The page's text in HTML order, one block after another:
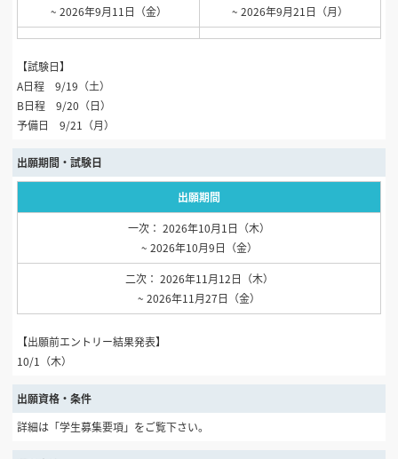
~ 2026年9月11日（金）
~ 2026年9月21日（月）
【試験日】
A日程 9/19（土）
B日程 9/20（日）
予備日 9/21（月）
出願期間・試験日
出願期間
一次： 2026年10月1日（木）
~ 2026年10月9日（金）
二次： 2026年11月12日（木）
~ 2026年11月27日（金）
【出願前エントリー結果発表】
10/1（木）
出願資格・条件
詳細は「学生募集要項」をご覧下さい。